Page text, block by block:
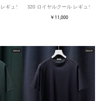
ギュラーTシャツ32G ロイヤルクール レギュラー
￥11,000